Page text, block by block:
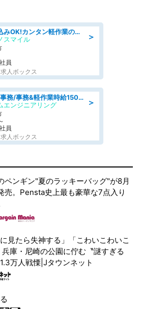
＞
寮完備で住み込みOK!カンタン軽作業のお仕事 denso aichi
スマイル
員
人ボックス
＞
一般事務・OA事務/事務&軽作業時給1500円土日祝休み各種社保完備
エンジニアリング
員
人ボックス
ペンギン"夏のラッキーバッグ"が8月
売。Pensta史上最も豪華な7点入り
に見たら失神する」「こわいこわいこ
庫・尼崎の公園に佇む〝謎すぎる
万人戦慄|Jタウンネット